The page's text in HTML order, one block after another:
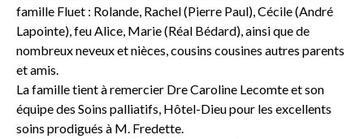
famille Fluet : Rolande, Rachel (Pierre Paul), Cécile (André
Lapointe), feu Alice, Marie (Réal Bédard), ainsi que de
nombreux neveux et nièces, cousins cousines autres parents
et amis.
La famille tient à remercier Dre Caroline Lecomte et son
équipe des Soins palliatifs, Hôtel-Dieu pour les excellents
soins prodigués à M. Fredette.